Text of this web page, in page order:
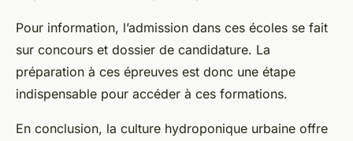
Pour information, l’admission dans ces écoles se fait
sur concours et dossier de candidature. La
préparation à ces épreuves est donc une étape
indispensable pour accéder à ces formations.
En conclusion, la culture hydroponique urbaine offre